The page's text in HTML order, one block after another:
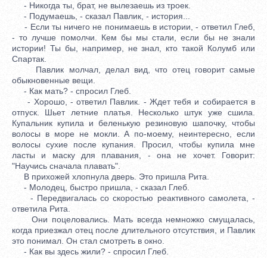
- Никогда ты, брат, не вылезаешь из троек.
- Подумаешь, - сказал Павлик, - история...
- Если ты ничего не понимаешь в истории, - ответил Глеб,
- то лучше помолчи. Кем бы мы стали, если бы не знали
истории! Ты бы, например, не знал, кто такой Колумб или
Спартак.
Павлик молчал, делал вид, что отец говорит самые
обыкновенные вещи.
- Как мать? - спросил Глеб.
- Хорошо, - ответил Павлик. - Ждет тебя и собирается в
отпуск. Шьет летние платья. Несколько штук уже сшила.
Купальник купила и беленькую резиновую шапочку, чтобы
волосы в море не мокли. А по-моему, неинтересно, если
волосы сухие после купания. Просил, чтобы купила мне
ласты и маску для плавания, - она не хочет. Говорит:
"Научись сначала плавать".
В прихожей хлопнула дверь. Это пришла Рита.
- Молодец, быстро пришла, - сказал Глеб.
- Передвигалась со скоростью реактивного самолета, -
ответила Рита.
Они поцеловались. Мать всегда немножко смущалась,
когда приезжал отец после длительного отсутствия, и Павлик
это понимал. Он стал смотреть в окно.
- Как вы здесь жили? - спросил Глеб.